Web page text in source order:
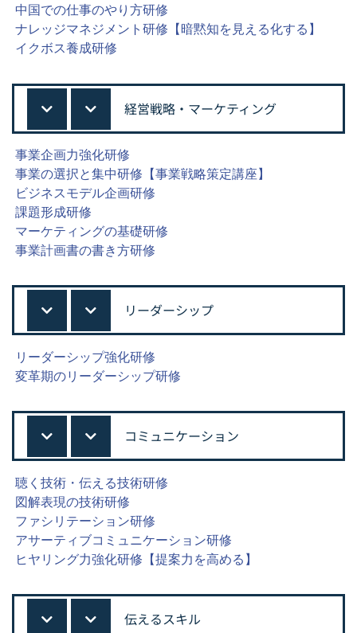
中国での仕事のやり方研修
ナレッジマネジメント研修【暗黙知を見える化する】
イクボス養成研修
経営戦略・マーケティング
事業企画力強化研修
事業の選択と集中研修【事業戦略策定講座】
ビジネスモデル企画研修
課題形成研修
マーケティングの基礎研修
事業計画書の書き方研修
リーダーシップ
リーダーシップ強化研修
変革期のリーダーシップ研修
コミュニケーション
聴く技術・伝える技術研修
図解表現の技術研修
ファシリテーション研修
アサーティブコミュニケーション研修
ヒヤリング力強化研修【提案力を高める】
伝えるスキル